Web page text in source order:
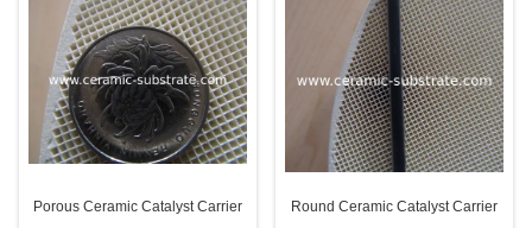
Porous Ceramic Catalyst Carrier Round Ceramic Catalyst Carrier